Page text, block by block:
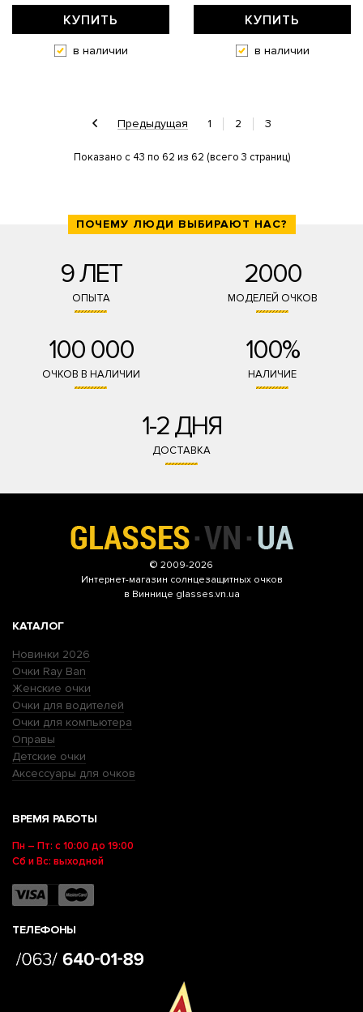
КУПИТЬ
в наличии
КУПИТЬ
в наличии
Предыдущая 1 2 3
Показано с 43 по 62 из 62 (всего 3 страниц)
ПОЧЕМУ ЛЮДИ ВЫБИРАЮТ НАС?
9 ЛЕТ
ОПЫТА
2000
МОДЕЛЕЙ ОЧКОВ
100 000
ОЧКОВ В НАЛИЧИИ
100%
НАЛИЧИЕ
1-2 ДНЯ
ДОСТАВКА
© 2009-2026
Интернет-магазин солнцезащитных очков
в Виннице glasses.vn.ua
КАТАЛОГ
Новинки 2026
Очки Ray Ban
Женские очки
Очки для водителей
Очки для компьютера
Оправы
Детские очки
Аксессуары для очков
ВРЕМЯ РАБОТЫ
Пн – Пт: с 10:00 до 19:00
Сб и Вс: выходной
ТЕЛЕФОНЫ